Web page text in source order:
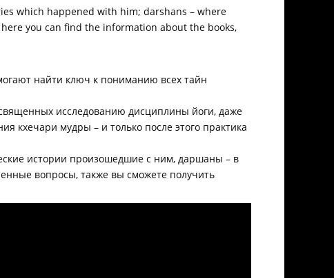
which happened with him; darshans – where
you can find the information about the books,
найти ключ к пониманию всех тайн
исследованию дисциплины йоги, даже
кхечари мудры – и только после этого практика
истории произошедшие с ним, даршаны – в
вопросы, также вы сможете получить